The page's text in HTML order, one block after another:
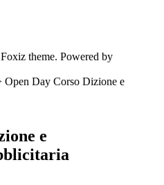
theme. Powered by
Open Day Corso Dizione e
e